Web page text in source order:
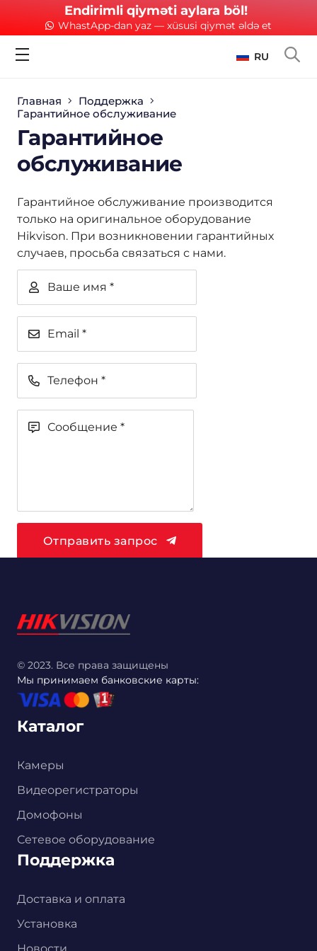
Endirimli qiyməti aylara böl!
WhastApp-dan yaz — xüsusi qiymət əldə et
RU
Главная
Поддержка
Гарантийное обслуживание
Гарантийное
обслуживание
Гарантийное обслуживание производится
только на оригинальное оборудование
Hikvison. При возникновении гарантийных
случаев, просьба связаться с нами.
Ваше имя *
Email *
Телефон *
Сообщение *
Отправить запрос
© 2023. Все права защищены
Мы принимаем банковские карты:
Каталог
Камеры
Видеорегистраторы
Домофоны
Сетевое оборудование
Поддержка
Доставка и оплата
Установка